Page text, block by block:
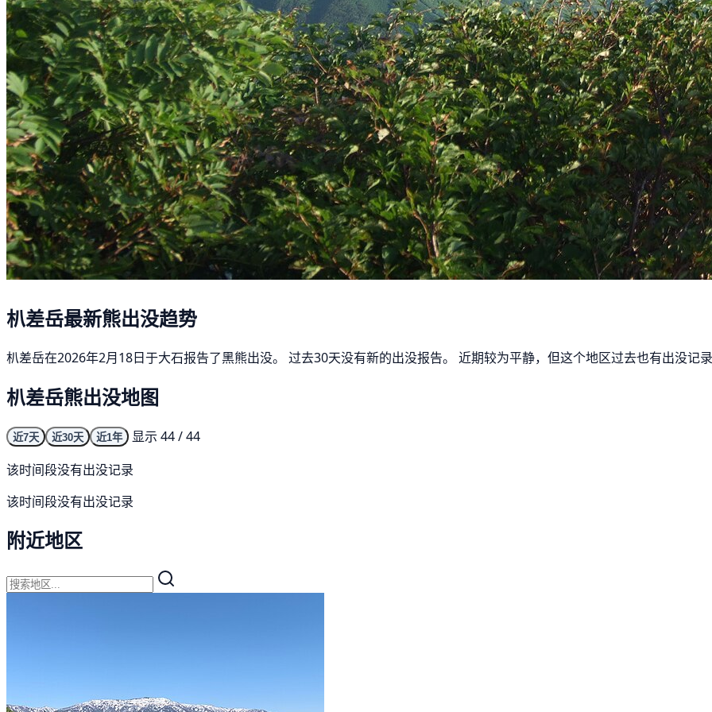
朳差岳最新熊出没趋势
朳差岳在2026年2月18日于大石报告了黑熊出没。 过去30天没有新的出没报告。 近期较为平静，但这个地区过去也有出没记
朳差岳熊出没地图
近7天 近30天 近1年
显示 44 / 44
该时间段没有出没记录
该时间段没有出没记录
附近地区